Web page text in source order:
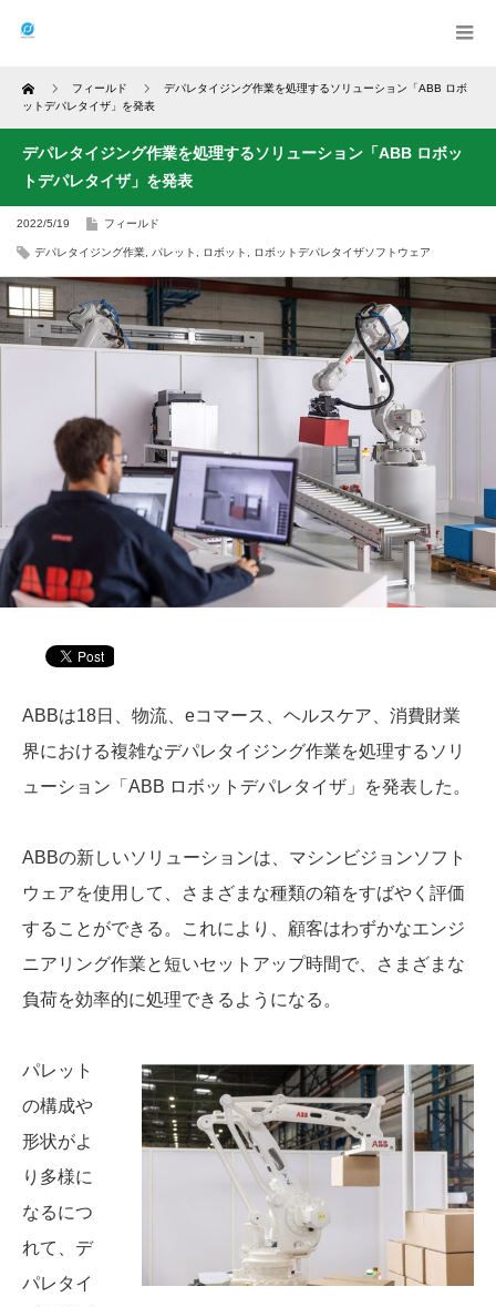
Home フィールド
デパレタイジング作業を処理するソリューション「ABB ロボ
ットデパレタイザ」を発表
デパレタイジング作業を処理するソリューション「ABB ロボッ
トデパレタイザ」を発表
2022/5/19 フィールド
デパレタイジング作業 パレット ロボット ロボットデパレタイザソフトウェア
ABBは18日、物流、eコマース、ヘルスケア、消費財業
界における複雑なデパレタイジング作業を処理するソリ
ューション「ABB ロボットデパレタイザ」を発表した。
ABBの新しいソリューションは、マシンビジョンソフト
ウェアを使用して、さまざまな種類の箱をすばやく評価
することができる。これにより、顧客はわずかなエンジ
ニアリング作業と短いセットアップ時間で、さまざまな
負荷を効率的に処理できるようになる。
パレット
の構成や
形状がよ
り多様に
なるにつ
れて、デ
パレタイ